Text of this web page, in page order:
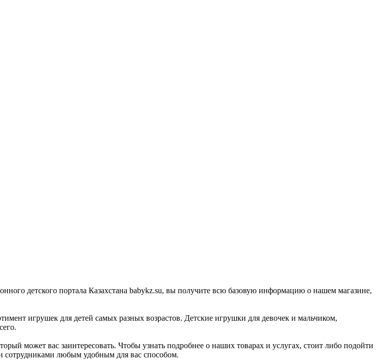
детского портала Казахстана babykz.su, вы получите всю базовую информацию о нашем магазине,
игрушек для детей самых разных возрастов. Детские игрушки для девочек и мальчиком,
может вас заинтересовать. Чтобы узнать подробнее о наших товарах и услугах, стоит либо подойти
сотрудниками любым удобным для вас способом.